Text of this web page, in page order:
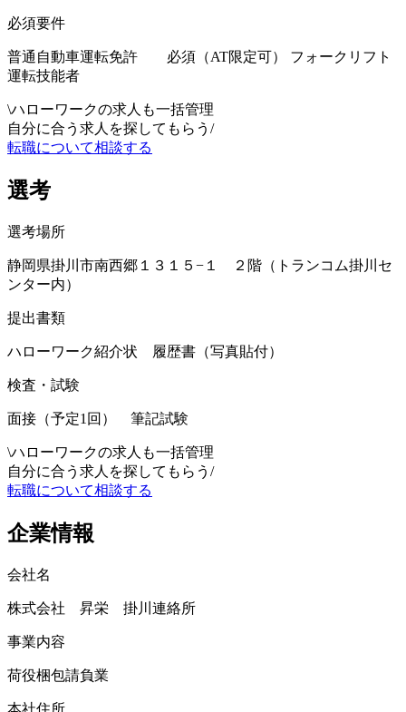
必須要件
普通自動車運転免許 必須（AT限定可） フォークリフト
運転技能者
\ハローワークの求人も一括管理
自分に合う求人を探してもらう /
転職について相談する
選考
選考場所
静岡県掛川市南西郷１３１５−１ ２階（トランコム掛川セ
ンター内）
提出書類
ハローワーク紹介状 履歴書（写真貼付）
検査・試験
面接（予定1回） 筆記試験
\ハローワークの求人も一括管理
自分に合う求人を探してもらう /
転職について相談する
企業情報
会社名
株式会社 昇栄 掛川連絡所
事業内容
荷役梱包請負業
本社住所